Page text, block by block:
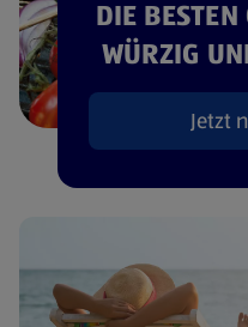
DIE
WÜRZIG
Jetzt